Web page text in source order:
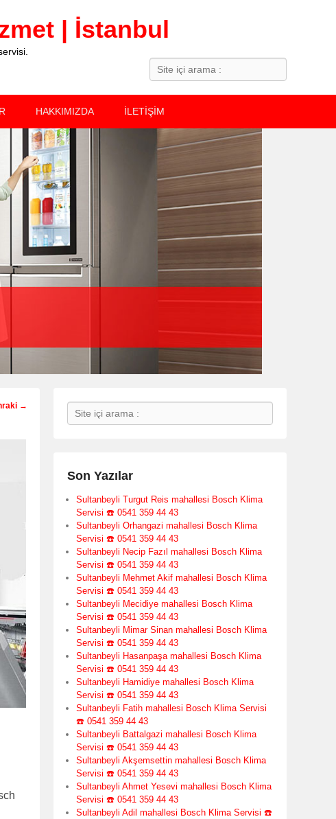
| İstanbul
Search
HAKKIMIZDA İLETİŞİM
→ Search
Son Yazılar
Sultanbeyli Turgut Reis mahallesi Bosch Klima
Servisi ☎️ 0541 359 44 43
Sultanbeyli Orhangazi mahallesi Bosch Klima
Servisi ☎️ 0541 359 44 43
Sultanbeyli Necip Fazıl mahallesi Bosch Klima
Servisi ☎️ 0541 359 44 43
Sultanbeyli Mehmet Akif mahallesi Bosch Klima
Servisi ☎️ 0541 359 44 43
Sultanbeyli Mecidiye mahallesi Bosch Klima
Servisi ☎️ 0541 359 44 43
Sultanbeyli Mimar Sinan mahallesi Bosch Klima
Servisi ☎️ 0541 359 44 43
Sultanbeyli Hasanpaşa mahallesi Bosch Klima
Servisi ☎️ 0541 359 44 43
Sultanbeyli Hamidiye mahallesi Bosch Klima
Servisi ☎️ 0541 359 44 43
Sultanbeyli Fatih mahallesi Bosch Klima Servisi
☎️ 0541 359 44 43
Sultanbeyli Battalgazi mahallesi Bosch Klima
Servisi ☎️ 0541 359 44 43
Sultanbeyli Akşemsettin mahallesi Bosch Klima
Servisi ☎️ 0541 359 44 43
Sultanbeyli Ahmet Yesevi mahallesi Bosch Klima
Servisi ☎️ 0541 359 44 43
Sultanbeyli Adil mahallesi Bosch Klima Servisi ☎️